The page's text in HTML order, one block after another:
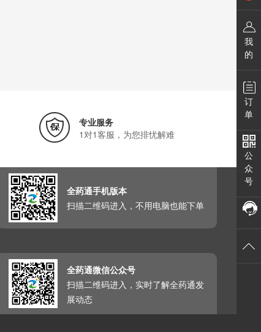
我
的
订
单
公
众
号
专业服务
1对1客服，为您排忧解难
全药通手机版本
扫描二维码进入，不用电脑也能下单
全药通微信公众号
扫描二维码进入，实时了解全药通发
展动态